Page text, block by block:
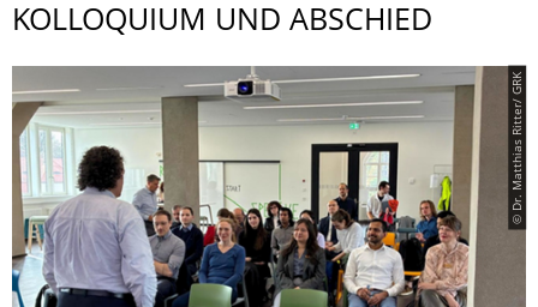
KOLLOQUIUM UND ABSCHIED
© Dr. Matthias Ritter/ GRK